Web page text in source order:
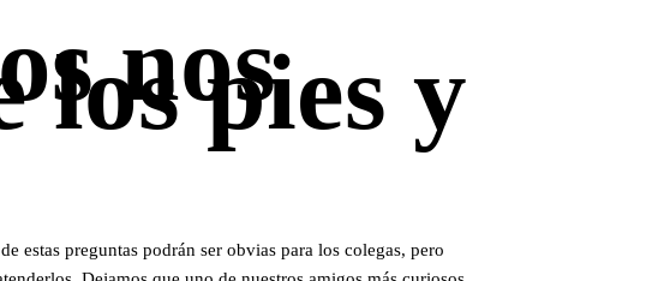
nos
los pies y
estas preguntas podrán ser obvias para los colegas, pero